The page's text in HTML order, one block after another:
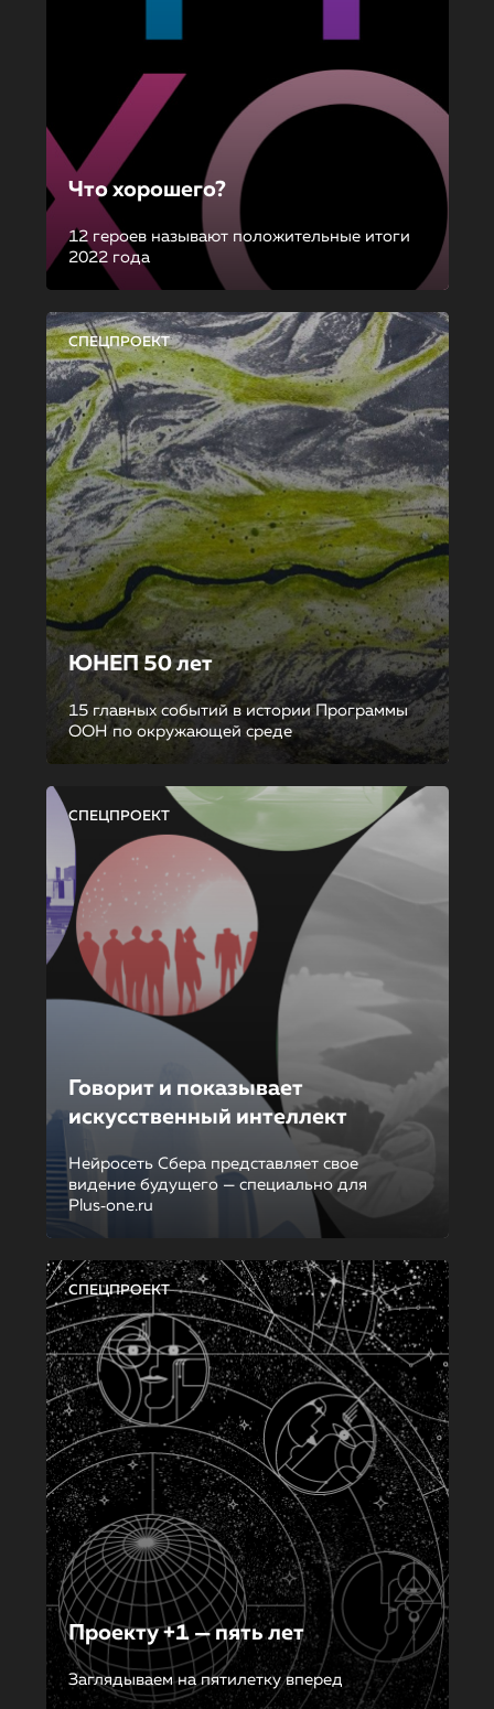
Что хорошего?
12 героев называют положительные итоги
2022 года
СПЕЦПРОЕКТ
ЮНЕП 50 лет
15 главных событий в истории Программы
ООН по окружающей среде
СПЕЦПРОЕКТ
Говорит и показывает
искусственный интеллект
Нейросеть Сбера представляет свое
видение будущего — специально для
Plus‑one.ru
СПЕЦПРОЕКТ
Проекту +1 — пять лет
Заглядываем на пятилетку вперед